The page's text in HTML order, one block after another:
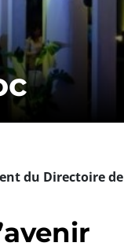
du Directoire de